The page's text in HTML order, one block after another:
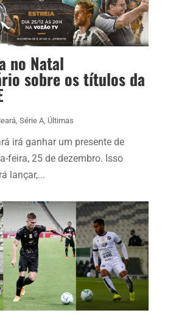
no Natal
sobre os títulos da
, Série A, Últimas
irá ganhar um presente de
feira, 25 de dezembro. Isso
lançar,...